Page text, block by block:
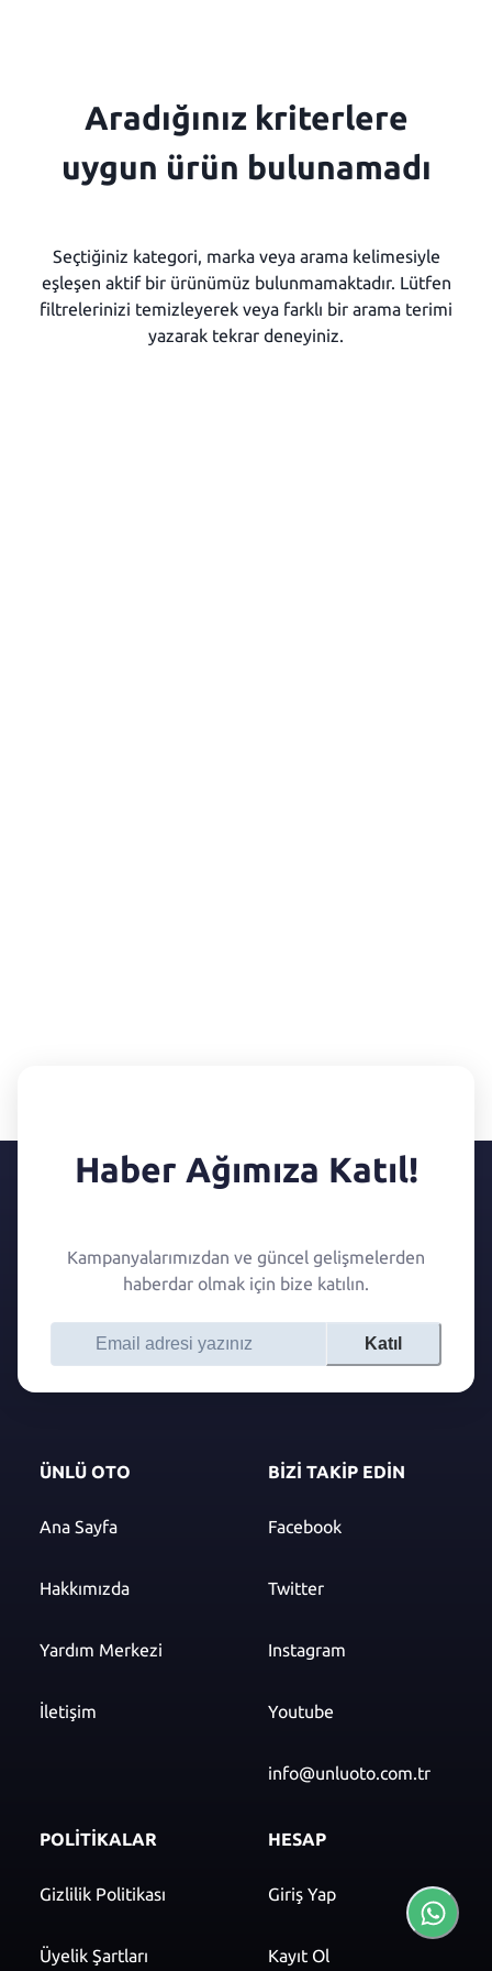
Aradığınız kriterlere
uygun ürün bulunamadı
Seçtiğiniz kategori, marka veya arama kelimesiyle
eşleşen aktif bir ürünümüz bulunmamaktadır. Lütfen
filtrelerinizi temizleyerek veya farklı bir arama terimi
yazarak tekrar deneyiniz.
Haber Ağımıza Katıl!
Kampanyalarımızdan ve güncel gelişmelerden
haberdar olmak için bize katılın.
Katıl
ÜNLÜ OTO
Ana Sayfa
Hakkımızda
Yardım Merkezi
İletişim
BİZİ TAKİP EDİN
Facebook
Twitter
Instagram
Youtube
info@unluoto.com.tr
POLİTİKALAR
Gizlilik Politikası
Üyelik Şartları
HESAP
Giriş Yap
Kayıt Ol